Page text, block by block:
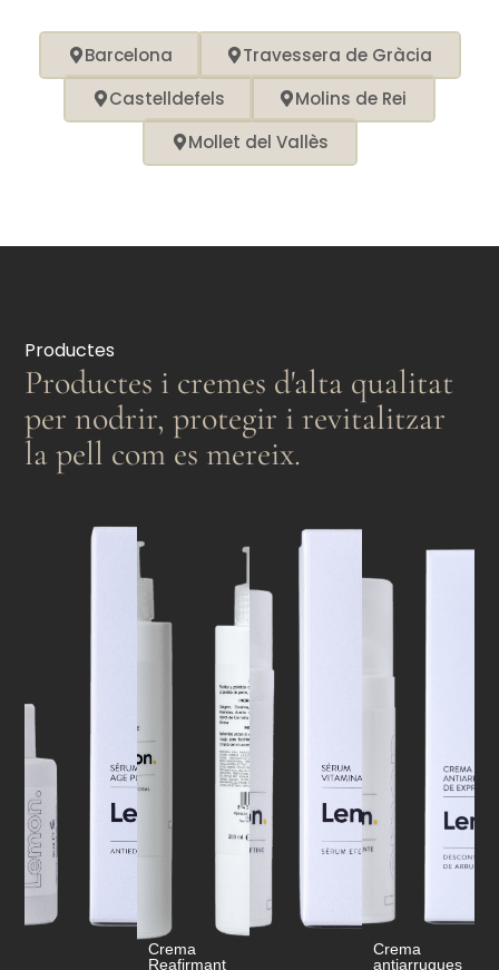
Barcelona
Travessera de Gràcia
Castelldefels
Molins de Rei
Mollet del Vallès
Productes
Productes i cremes d'alta qualitat
per nodrir, protegir i revitalitzar
la pell com es mereix.
Crema
Reafirmant
Crema
antiarrugues